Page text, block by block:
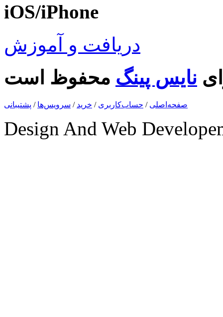
iOS/iPhone
دریافت و آموزش
نایس پینگ
صفحه‌اصلی / حساب‌کاربری / خرید / سرویس‌ها / پشتیبانی
Design And Web